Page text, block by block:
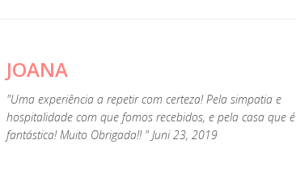
JOANA
"Uma experiência a repetir com certeza! Pela simpatia e
hospitalidade com que fomos recebidos, e pela casa que é
fantástica! Muito Obrigada!! " Juni 23, 2019